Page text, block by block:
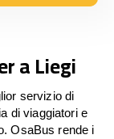
a Liegi
servizio di
di viaggiatori e
OsaBus rende i